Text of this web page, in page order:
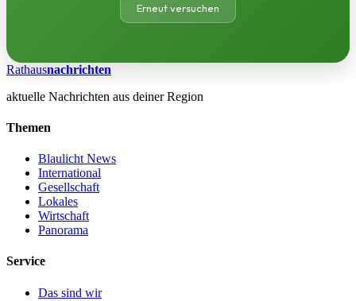
Erneut versuchen
Rathausnachrichten
aktuelle Nachrichten aus deiner Region
Themen
Blaulicht News
International
Gesellschaft
Lokales
Wirtschaft
Panorama
Service
Das sind wir